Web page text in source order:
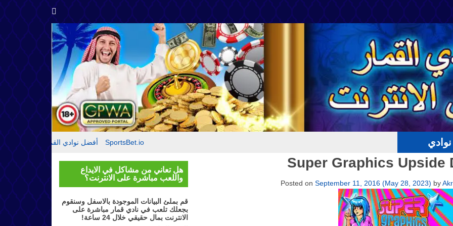
أفضل نوادي القمار مقدمة حول SportsBet.io
هل تعاني من مشاكل في الايداع
واللعب مباشرة على الانترنت؟
قم بملئ البيانات الموجودة بالاسفل وسنقوم
بجعلك تلعب في نادي قمار مباشرة على
الانترنت بمال حقيقي خلال 24 ساعة!
Super Graphics Upside
Posted on September 11, 2016(May 28, 2023) by